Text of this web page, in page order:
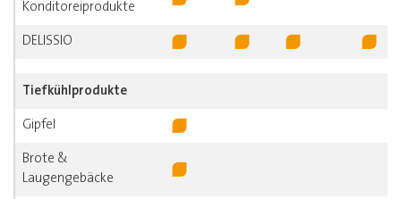
Konditoreiprodukte
DELISSIO
Tiefkühlprodukte
Gipfel
Brote &
Laugengebäcke